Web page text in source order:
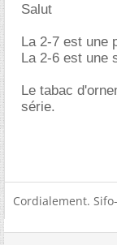
Salut
La 2-7 est une
La 2-6 est une
Le tabac
série.
Cordialement.